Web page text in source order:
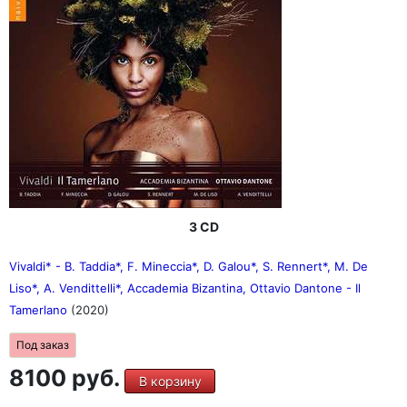
мира, который считает музыку своим единственным
настоящим домом".
3 CD
Vivaldi* - B. Taddia*, F. Mineccia*, D. Galou*, S. Rennert*, M. De
Liso*, A. Vendittelli*, Accademia Bizantina, Ottavio Dantone - Il
Tamerlano (2020)
Под заказ
8100 руб. В корзину